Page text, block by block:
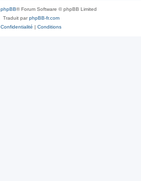
phpBB® Forum Software © phpBB Limited
Traduit parphpBB-fr.com
Confidentialité | Conditions